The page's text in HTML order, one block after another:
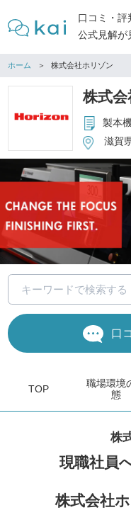
口コミ・評
公式見解が
ホーム 株式会社ホリゾン
株式
滋賀
口
TOP
職場環境
態
株
現職社員
株式会社